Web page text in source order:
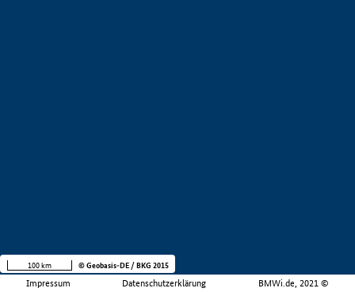
Impressum Datenschutzerklärung BMWi.de, 2021 ©
100 km © Geobasis-DE / BKG 2015